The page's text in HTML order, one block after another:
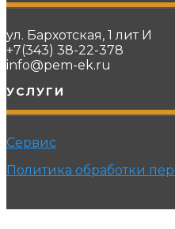
ул. Бархотская, 1 лит И
+7(343) 38-22-378
info@pem-ek.ru
УСЛУГИ
Сервис
Политика обработки